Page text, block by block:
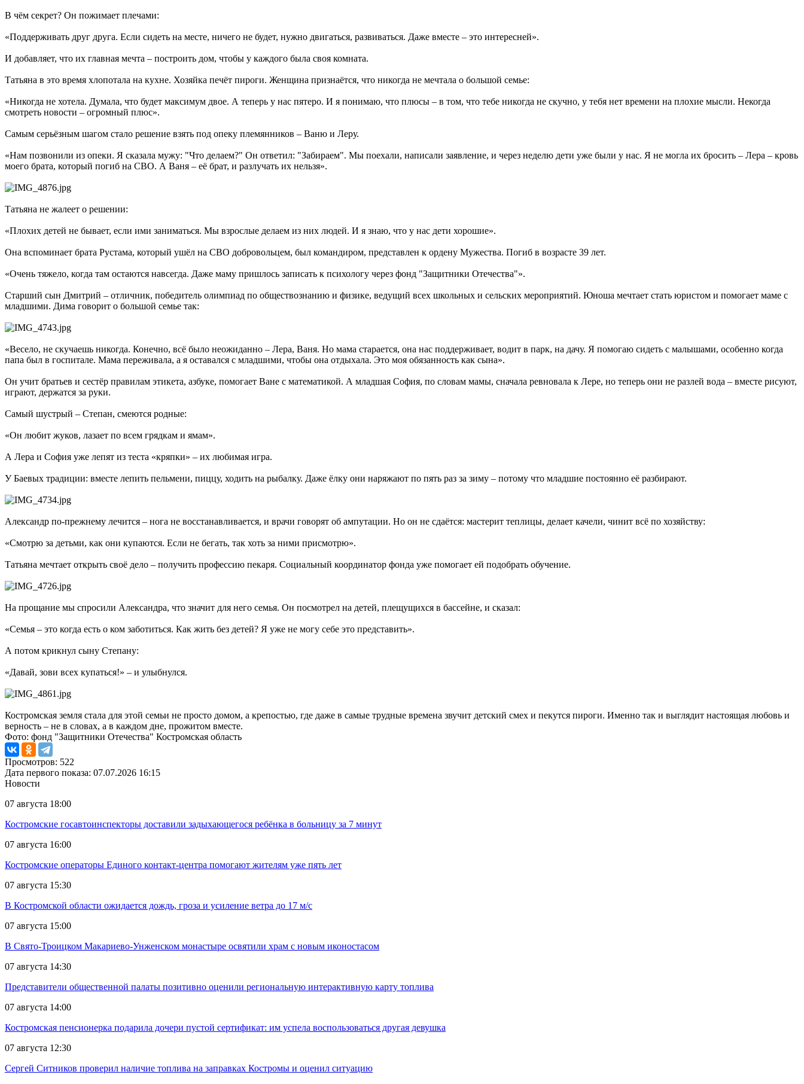
В чём секрет? Он пожимает плечами:
«Поддерживать друг друга. Если сидеть на месте, ничего не будет, нужно двигаться, развиваться. Даже вместе – это интересней».
И добавляет, что их главная мечта – построить дом, чтобы у каждого была своя комната.
Татьяна в это время хлопотала на кухне. Хозяйка печёт пироги. Женщина признаётся, что никогда не мечтала о большой семье:
«Никогда не хотела. Думала, что будет максимум двое. А теперь у нас пятеро. И я понимаю, что плюсы – в том, что тебе никогда не скучно, у тебя нет времени на плохие мысли. Некогда
смотреть новости – огромный плюс».
Самым серьёзным шагом стало решение взять под опеку племянников – Ваню и Леру.
«Нам позвонили из опеки. Я сказала мужу: "Что делаем?" Он ответил: "Забираем". Мы поехали, написали заявление, и через неделю дети уже были у нас. Я не могла их бросить – Лера – кровь
моего брата, который погиб на СВО. А Ваня – её брат, и разлучать их нельзя».
Татьяна не жалеет о решении:
«Плохих детей не бывает, если ими заниматься. Мы взрослые делаем из них людей. И я знаю, что у нас дети хорошие».
Она вспоминает брата Рустама, который ушёл на СВО добровольцем, был командиром, представлен к ордену Мужества. Погиб в возрасте 39 лет.
«Очень тяжело, когда там остаются навсегда. Даже маму пришлось записать к психологу через фонд "Защитники Отечества"».
Старший сын Дмитрий – отличник, победитель олимпиад по обществознанию и физике, ведущий всех школьных и сельских мероприятий. Юноша мечтает стать юристом и помогает маме с
младшими. Дима говорит о большой семье так:
«Весело, не скучаешь никогда. Конечно, всё было неожиданно – Лера, Ваня. Но мама старается, она нас поддерживает, водит в парк, на дачу. Я помогаю сидеть с малышами, особенно когда
папа был в госпитале. Мама переживала, а я оставался с младшими, чтобы она отдыхала. Это моя обязанность как сына».
Он учит братьев и сестёр правилам этикета, азбуке, помогает Ване с математикой. А младшая София, по словам мамы, сначала ревновала к Лере, но теперь они не разлей вода – вместе рисуют,
играют, держатся за руки.
Самый шустрый – Степан, смеются родные:
«Он любит жуков, лазает по всем грядкам и ямам».
А Лера и София уже лепят из теста «кряпки» – их любимая игра.
У Баевых традиции: вместе лепить пельмени, пиццу, ходить на рыбалку. Даже ёлку они наряжают по пять раз за зиму – потому что младшие постоянно её разбирают.
Александр по-прежнему лечится – нога не восстанавливается, и врачи говорят об ампутации. Но он не сдаётся: мастерит теплицы, делает качели, чинит всё по хозяйству:
«Смотрю за детьми, как они купаются. Если не бегать, так хоть за ними присмотрю».
Татьяна мечтает открыть своё дело – получить профессию пекаря. Социальный координатор фонда уже помогает ей подобрать обучение.
На прощание мы спросили Александра, что значит для него семья. Он посмотрел на детей, плещущихся в бассейне, и сказал:
«Семья – это когда есть о ком заботиться. Как жить без детей? Я уже не могу себе это представить».
А потом крикнул сыну Степану:
«Давай, зови всех купаться!» – и улыбнулся.
Костромская земля стала для этой семьи не просто домом, а крепостью, где даже в самые трудные времена звучит детский смех и пекутся пироги. Именно так и выглядит настоящая любовь и
верность – не в словах, а в каждом дне, прожитом вместе.
Фото: фонд "Защитники Отечества" Костромская область
Просмотров: 522
Дата первого показа: 07.07.2026 16:15
Новости
07 августа 18:00
Костромские госавтоинспекторы доставили задыхающегося ребёнка в больницу за 7 минут
07 августа 16:00
Костромские операторы Единого контакт-центра помогают жителям уже пять лет
07 августа 15:30
В Костромской области ожидается дождь, гроза и усиление ветра до 17 м/с
07 августа 15:00
В Свято-Троицком Макариево-Унженском монастыре освятили храм с новым иконостасом
07 августа 14:30
Представители общественной палаты позитивно оценили региональную интерактивную карту топлива
07 августа 14:00
Костромская пенсионерка подарила дочери пустой сертификат: им успела воспользоваться другая девушка
07 августа 12:30
Сергей Ситников проверил наличие топлива на заправках Костромы и оценил ситуацию